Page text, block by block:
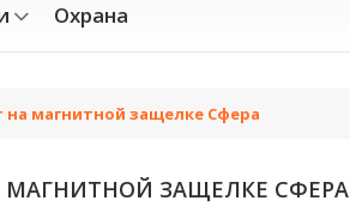
Охрана
магнитной защелке Сфера
ЗАЩЕЛКЕ СФЕРА